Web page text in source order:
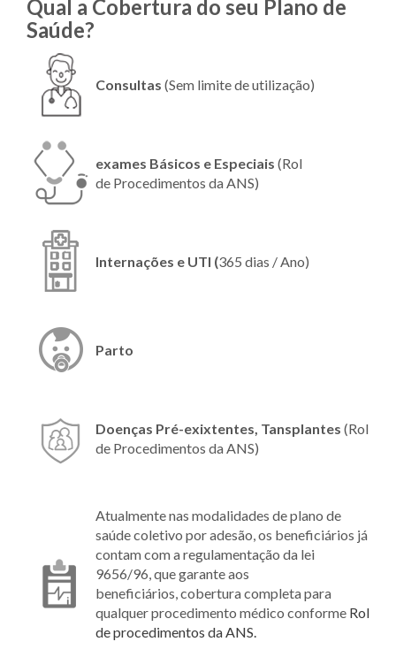
Qual a Cobertura do seu Plano de
Saúde?
Consultas (Sem limite de utilização)
exames Básicos e Especiais (Rol
de Procedimentos da ANS)
Internações e UTI (365 dias / Ano)
Parto
Doenças Pré-exixtentes, Tansplantes (Rol
de Procedimentos da ANS)
Atualmente nas modalidades de plano de
saúde coletivo por adesão, os beneficiários já
contam com a regulamentação da lei
9656/96, que garante aos
beneficiários, cobertura completa para
qualquer procedimento médico conforme Rol
de procedimentos da ANS.